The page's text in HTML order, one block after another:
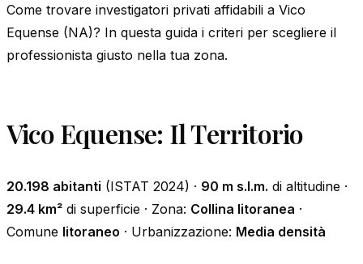
Come trovare investigatori privati affidabili a Vico
Equense (NA)? In questa guida i criteri per scegliere il
professionista giusto nella tua zona.
Vico Equense: Il Territorio
20.198 abitanti (ISTAT 2024) · 90 m s.l.m. di altitudine ·
29.4 km² di superficie · Zona: Collina litoranea ·
Comune litoraneo · Urbanizzazione: Media densità